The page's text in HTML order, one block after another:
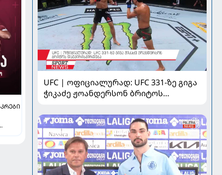
UFC | ოფიციალურად: UFC 331-ზე გიგა
ჭიკაძე ჟოანდერსონ ბრიტოს